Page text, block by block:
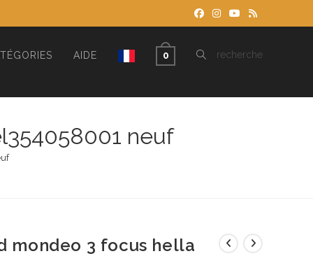
recherche
AIDE 0 TOGGLE
neuf
mondeo 3 focus hella